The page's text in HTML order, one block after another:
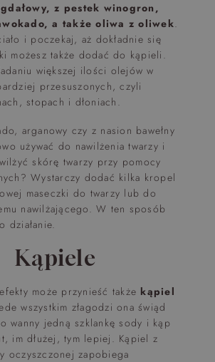
z pestek winogron,
a także oliwa z oliwek.
i poczekaj, aż dokładnie się
możesz także dodać do kąpieli.
większej ilości olejów w
przesuszonych, czyli
stopach i dłoniach.
arganowy czy z nasion bawełny
używać do nawilżenia twarzy i
skórę twarzy przy pomocy
Wystarczy dodać kilka kropel
maseczki do twarzy lub do
nawilżającego. W ten sposób
działanie.
Kąpiele
może przynieść także kąpiel
wszystkim złagodzi ona świąd
wanny jedną szklankę sody i kąp
im dłużej, tym lepiej. Kąpiel z
oczyszczonej zapobiega